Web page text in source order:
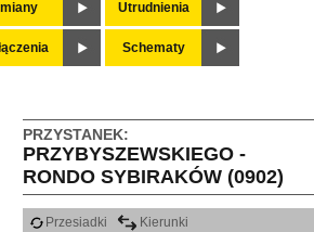
Utrudnienia
Schematy
PRZYSTANEK:
PRZYBYSZEWSKIEGO -
RONDO SYBIRAKÓW (0902)
Przesiadki
Kierunki